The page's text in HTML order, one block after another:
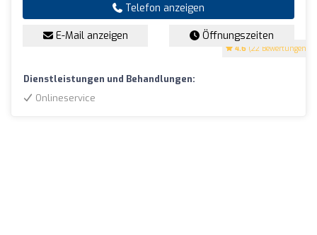
4.6 (22 Bewertungen)
Telefon anzeigen
E-Mail anzeigen Öffnungszeiten
Dienstleistungen und Behandlungen:
Onlineservice